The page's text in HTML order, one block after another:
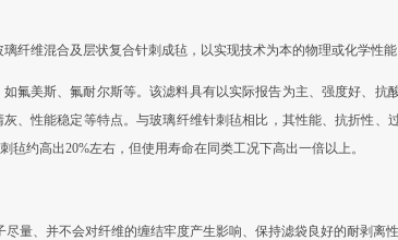
纤维混合及层状复合针刺成毡，以实现技术为本的物理或化学性能
氟美斯、氟耐尔斯等。该滤料具有以实际报告为主、强度好、抗酸
、性能稳定等特点。与玻璃纤维针刺毡相比，其性能、抗折性、
约高出20%左右，但使用寿命在同类工况下高出一倍以上。
量、并不会对纤维的缠结牢度产生影响、保持滤袋良好的耐剥离性